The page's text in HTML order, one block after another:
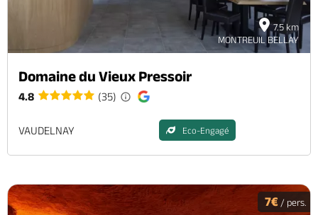
7.5 km
MONTREUIL BELLAY
Domaine du Vieux Pressoir
4.8 (35)
VAUDELNAY Eco-Engagé
7€ / pers.